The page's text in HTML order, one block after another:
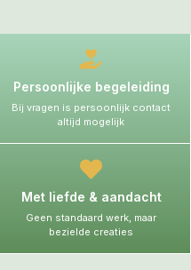
Persoonlijke begeleiding
Bij vragen is persoonlijk contact
altijd mogelijk
Met liefde & aandacht
Geen standaard werk, maar
bezielde creaties